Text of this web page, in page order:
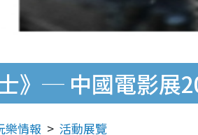
士》─ 中國電影展
樂情報 活動展覽